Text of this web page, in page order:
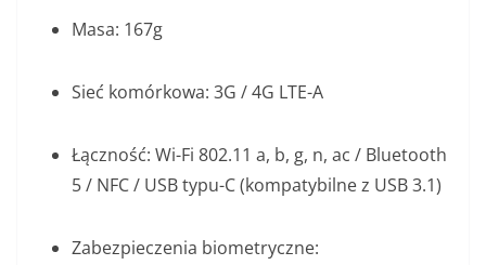
Masa: 167g
Sieć komórkowa: 3G / 4G LTE-A
Łączność: Wi-Fi 802.11 a, b, g, n, ac / Bluetooth
5 / NFC / USB typu-C (kompatybilne z USB 3.1)
Zabezpieczenia biometryczne: